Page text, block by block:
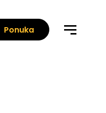
Ponuka